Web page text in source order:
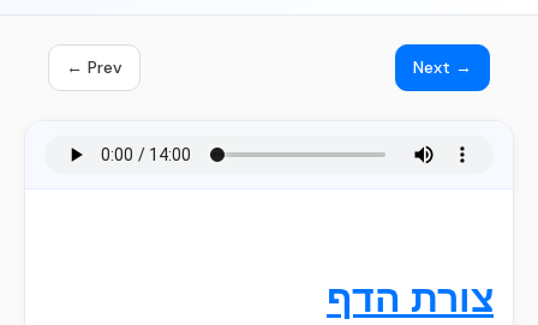
← Prev Next →
צורת הדף